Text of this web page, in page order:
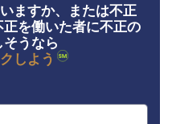
ますか、または不正
を働いた者に不正の
うなら
しよう